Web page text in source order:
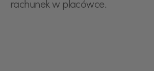
rachunek w placówce.